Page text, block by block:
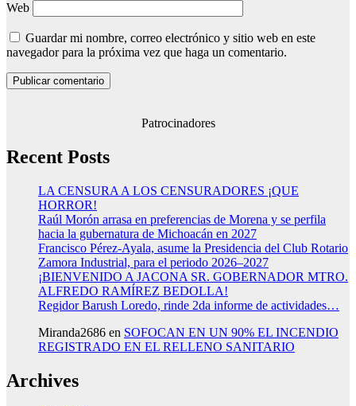
Web
Guardar mi nombre, correo electrónico y sitio web en este
navegador para la próxima vez que haga un comentario.
Patrocinadores
Recent Posts
LA CENSURA A LOS CENSURADORES ¡QUE
HORROR!
Raúl Morón arrasa en preferencias de Morena y se perfila
hacia la gubernatura de Michoacán en 2027
Francisco Pérez-Ayala, asume la Presidencia del Club Rotario
Zamora Industrial, para el periodo 2026–2027
¡BIENVENIDO A JACONA SR. GOBERNADOR MTRO.
ALFREDO RAMÍREZ BEDOLLA!
Regidor Barush Loredo, rinde 2da informe de actividades…
Miranda2686 en SOFOCAN EN UN 90% EL INCENDIO
REGISTRADO EN EL RELLENO SANITARIO
Archives